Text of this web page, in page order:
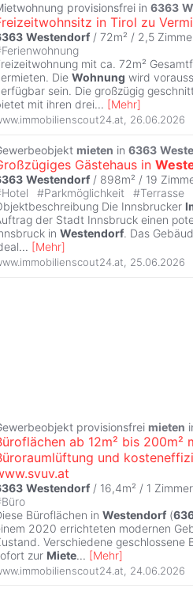
provisionsfrei in 6363
in Tirol zu
Westendorf / 72m² / 2,5
Ferienwohnung
mit ca. 72m²
Die Wohnung wird
sein. Die großzügig
mit ihren drei... [Mehr]
26.06.2026
mieten in 6363
Gästehaus in
Westendorf / 898m² / 19
Hotel #Parkmöglichkeit #Terrasse
Die Innsbrucker
der Stadt Innsbruck einen
in Westendorf. Das
... [Mehr]
25.06.2026
provisionsfrei mieten
ab 12m² bis 200m²
und
Westendorf / 16,4m² / 1 Zimmer
Büro
Büroflächen in Westendorf (
2020 errichteten modernen
Verschiedene geschlossene
zur Miete... [Mehr]
24.06.2026